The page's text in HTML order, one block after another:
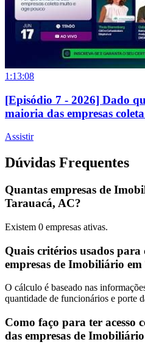
1:13:08
[Episódio 7 - 2026] Dado
maioria das empresas
Assistir
Dúvidas Frequentes
Quantas empresas de
Tarauacá, AC?
Existem 0 empresas ativas.
Quais critérios usados
empresas de Imobiliário
O cálculo é baseado nas
quantidade de funcionários e porte
Como faço para ter acesso
das empresas de